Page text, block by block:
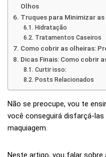
Olhos
Truques para Minimizar
Hidratação
Tratamentos Caseiros
Como cobrir as olheiras:
Dicas Finais: Como cobrir
Curtir isso:
Posts Relacionados
Não se preocupe, vou te
você conseguirá disfarçá-
maquiagem.
Neste artigo, vou falar sobre